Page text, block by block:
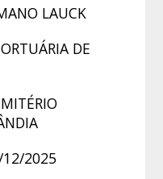
LAUCK
DE
2025